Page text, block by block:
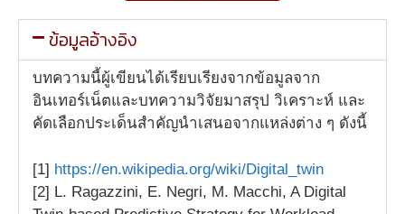
ข้อมูลอ้างอิง
บทความนี้ผู้เขียนได้เรียบเรียงจากข้อมูลจาก
อินเทอร์เน็ตและบทความวิจัยมาสรุป วิเคราะห์ และ
คัดเลือกประเด็นสำคัญนำเสนอจากแหล่งต่าง ๆ ดังนี้
[1] https://en.wikipedia.org/wiki/Digital_twin
[2] L. Ragazzini, E. Negri, M. Macchi, A Digital